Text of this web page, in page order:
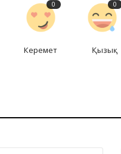
0
Керемет
0
Қызық